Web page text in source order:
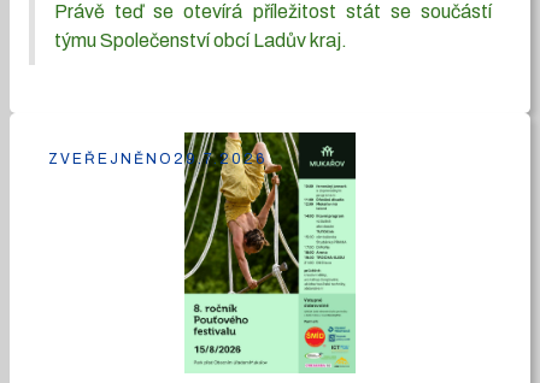
Právě teď se otevírá příležitost stát se součástí
týmu Společenství obcí Ladův kraj.
ZVEŘEJNĚNO 29.7.2026